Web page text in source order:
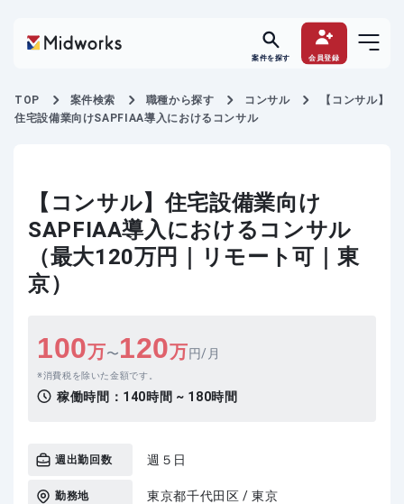
案件を探す 会員登録
TOP 案件検索 職種から探す コンサル
【コンサル】
住宅設備業向けSAPFIAA導入におけるコンサル
【コンサル】住宅設備業向け
SAPFIAA導入におけるコンサル
（最大120万円｜リモート可｜東
京）
100万〜120万円/月
消費税を除いた金額です。
稼働時間： 140時間 ~ 180時間
週出勤回数 週５日
勤務地 東京都千代田区 / 東京